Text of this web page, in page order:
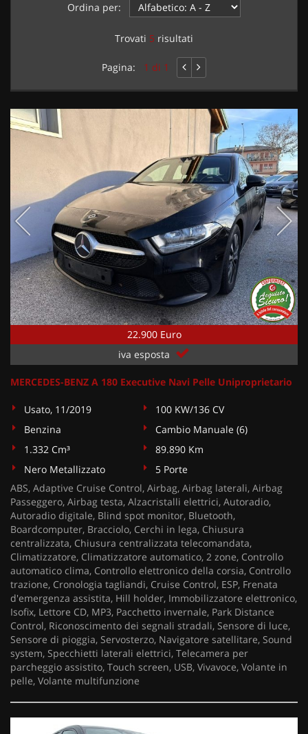
Ordina per:
Trovati 5 risultati
Pagina: 1 di 1
22.900 Euro
iva esposta
MERCEDES-BENZ A 180 Executive Navi Pelle Uniproprietario
Usato, 11/2019
100 KW/136 CV
Benzina
Cambio Manuale (6)
1.332 Cm³
89.890 Km
Nero Metallizzato
5 Porte
ABS, Adaptive Cruise Control, Airbag, Airbag laterali, Airbag
Passeggero, Airbag testa, Alzacristalli elettrici, Autoradio,
Autoradio digitale, Blind spot monitor, Bluetooth,
Boardcomputer, Bracciolo, Cerchi in lega, Chiusura
centralizzata, Chiusura centralizzata telecomandata,
Climatizzatore, Climatizzatore automatico, 2 zone, Controllo
automatico clima, Controllo elettronico della corsia, Controllo
trazione, Cronologia tagliandi, Cruise Control, ESP, Frenata
d'emergenza assistita, Hill holder, Immobilizzatore elettronico,
Isofix, Lettore CD, MP3, Pacchetto invernale, Park Distance
Control, Riconoscimento dei segnali stradali, Sensore di luce,
Sensore di pioggia, Servosterzo, Navigatore satellitare, Sound
system, Specchietti laterali elettrici, Telecamera per
parcheggio assistito, Touch screen, USB, Vivavoce, Volante in
pelle, Volante multifunzione